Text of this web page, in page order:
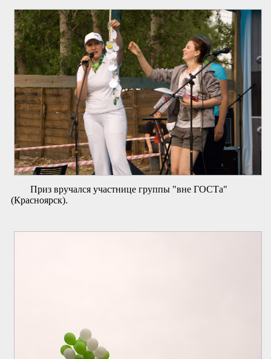
Приз вручался участнице группы "вне ГОСТа"
(Красноярск).